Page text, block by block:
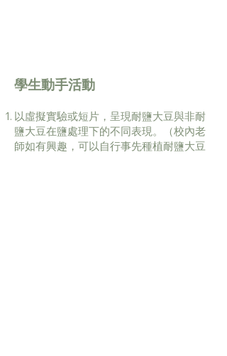
學生動手活動
以虛擬實驗或短片，呈現耐鹽大豆與非耐
鹽大豆在鹽處理下的不同表現。（校內老
師如有興趣，可以自行事先種植耐鹽大豆